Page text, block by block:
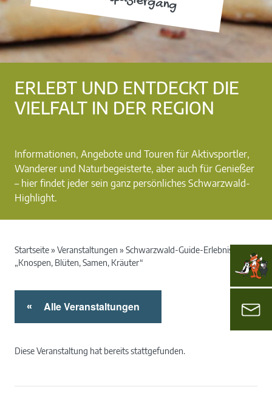
ERLEBT UND ENTDECKT DIE
VIELFALT IN DER REGION
Informationen, Angebote und Touren für Aktivsportler,
Wanderer und Naturbegeisterte, aber auch für Genießer
– hier findet jeder sein ganz persönliches Schwarzwald-
Highlight.
Startseite» Veranstaltungen » Schwarzwald-Guide-Erlebnistour:
„Knospen, Blüten, Samen, Kräuter“
« Alle Veranstaltungen
Diese Veranstaltung hat bereits stattgefunden.